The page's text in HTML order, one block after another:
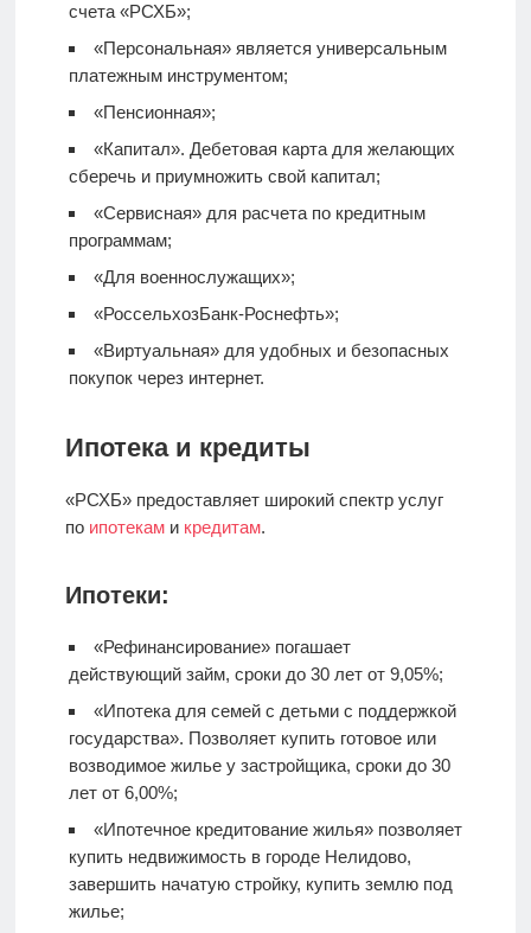
счета «РСХБ»;
«Персональная» является универсальным
платежным инструментом;
«Пенсионная»;
«Капитал». Дебетовая картадля желающих
сберечь и приумножить свой капитал;
«Сервисная» для расчета по кредитным
программам;
«Для военнослужащих»;
«РоссельхозБанк-Роснефть»;
«Виртуальная» для удобных и безопасных
покупок через интернет.
Ипотека и кредиты
«РСХБ» предоставляет широкий спектр услуг
по ипотеками кредитам.
Ипотеки:
«Рефинансирование» погашает
действующий займ, сроки до 30 лет от 9,05%;
«Ипотека для семей с детьми с поддержкой
государства». Позволяет купить готовое или
возводимое жилье у застройщика, сроки до 30
лет от 6,00%;
«Ипотечное кредитование жилья» позволяет
купить недвижимость в городе Нелидово,
завершить начатую стройку, купить землю под
жилье;